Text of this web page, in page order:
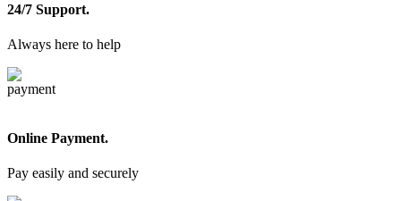
24/7 Support.
Always here to help
Online Payment.
Pay easily and securely